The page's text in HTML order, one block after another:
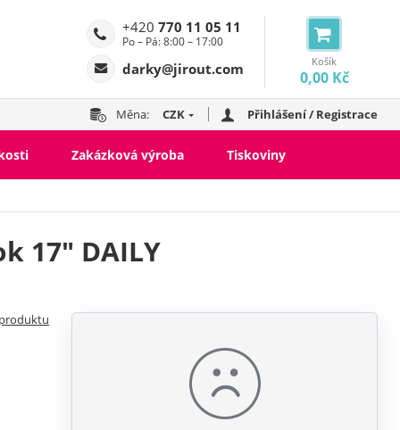
Košík
0,00 Kč
+420 770 11 05 11
Po – Pá: 8:00 – 17:00
darky@jirout.com
Měna: CZK Přihlášení / Registrace
Zakázková výroba Tiskoviny
17" DAILY